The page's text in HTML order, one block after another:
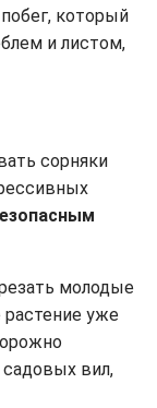
который
и листом,
сорняки
молодые
растение уже
вил,